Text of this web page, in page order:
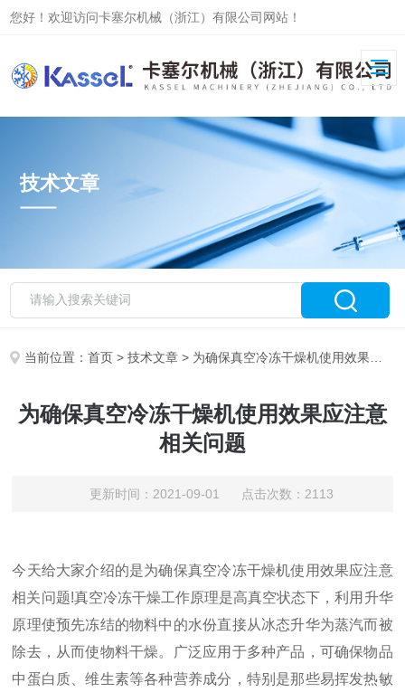
您好！欢迎访问卡塞尔机械（浙江）有限公司网站！
技术文章
当前位置：首页 >技术文章 > 为确保真空冷冻干燥机使用效果应注意相关问题
为确保真空冷冻干燥机使用效果应注意
相关问题
更新时间：2021-09-01 点击次数：2113
今天给大家介绍的是为确保真空冷冻干燥机使用效果应注意
相关问题!真空冷冻干燥工作原理是高真空状态下，利用升华
原理使预先冻结的物料中的水份直接从冰态升华为蒸汽而被
除去，从而使物料干燥。广泛应用于多种产品，可确保物品
中蛋白质、维生素等各种营养成分，特别是那些易挥发热敏